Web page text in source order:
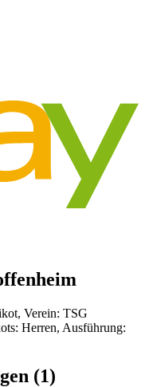
Verein: TSG
Herren, Ausführung:
(1)